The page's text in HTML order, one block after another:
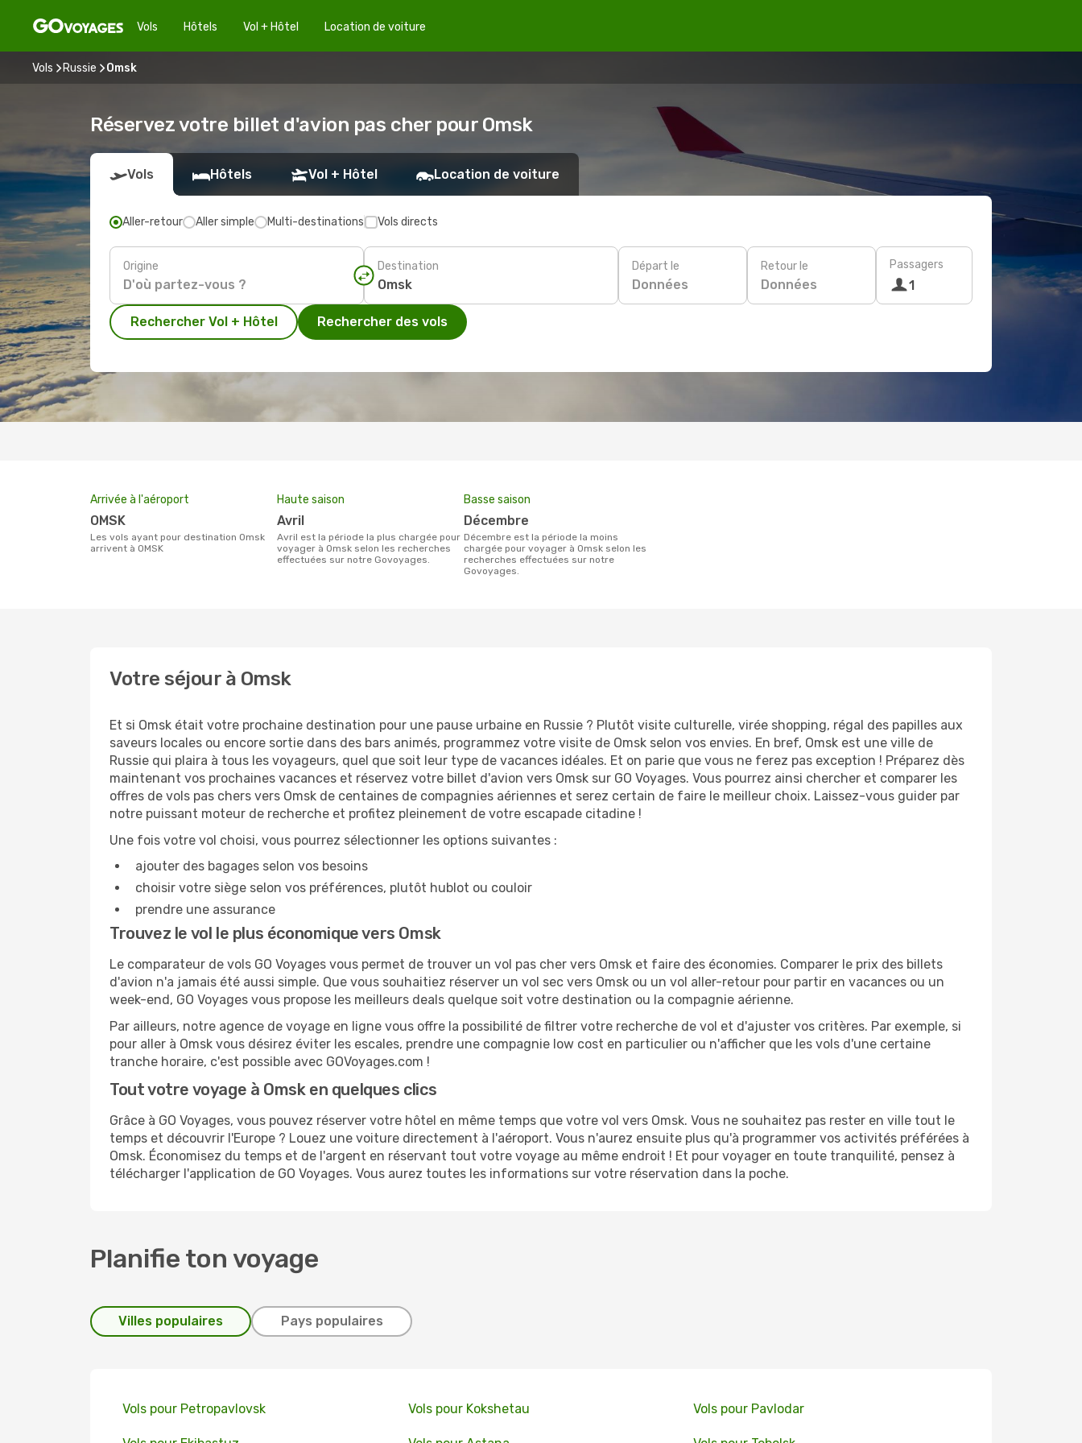
Vols Hôtels Vol + Hôtel Location de voiture
Vols Russie Omsk
Réservez votre billet d'avion pas cher pour Omsk
Vols Hôtels Vol + Hôtel Location de voiture
Aller-retour Aller simple Multi-destinations Vols directs
Origine Destination Départ le
Données
Retour le
Données
Passagers
1
Rechercher Vol + Hôtel Rechercher des vols
Arrivée à l'aéroport
OMSK
Les vols ayant pour destination Omsk
arrivent à OMSK
Haute saison
avril
avril est la période la plus chargée pour
voyager à Omsk selon les recherches
effectuées sur notre Govoyages.
Basse saison
décembre
décembre est la période la moins
chargée pour voyager à Omsk selon les
recherches effectuées sur notre
Govoyages.
Votre séjour à Omsk
Et si Omsk était votre prochaine destination pour une pause urbaine en Russie ? Plutôt visite culturelle, virée shopping, régal des papilles aux
saveurs locales ou encore sortie dans des bars animés, programmez votre visite de Omsk selon vos envies. En bref, Omsk est une ville de
Russie qui plaira à tous les voyageurs, quel que soit leur type de vacances idéales. Et on parie que vous ne ferez pas exception ! Préparez dès
maintenant vos prochaines vacances et réservez votre billet d'avion vers Omsk sur GO Voyages. Vous pourrez ainsi chercher et comparer les
offres de vols pas chers vers Omsk de centaines de compagnies aériennes et serez certain de faire le meilleur choix. Laissez-vous guider par
notre puissant moteur de recherche et profitez pleinement de votre escapade citadine !
Une fois votre vol choisi, vous pourrez sélectionner les options suivantes :
ajouter des bagages selon vos besoins
choisir votre siège selon vos préférences, plutôt hublot ou couloir
prendre une assurance
Trouvez le vol le plus économique vers Omsk
Le comparateur de vols GO Voyages vous permet de trouver un vol pas cher vers Omsk et faire des économies. Comparer le prix des billets
d'avion n'a jamais été aussi simple. Que vous souhaitiez réserver un vol sec vers Omsk ou un vol aller-retour pour partir en vacances ou un
week-end, GO Voyages vous propose les meilleurs deals quelque soit votre destination ou la compagnie aérienne.
Par ailleurs, notre agence de voyage en ligne vous offre la possibilité de filtrer votre recherche de vol et d'ajuster vos critères. Par exemple, si
pour aller à Omsk vous désirez éviter les escales, prendre une compagnie low cost en particulier ou n'afficher que les vols d'une certaine
tranche horaire, c'est possible avec GOVoyages.com !
Tout votre voyage à Omsk en quelques clics
Grâce à GO Voyages, vous pouvez réserver votre hôtel en même temps que votre vol vers Omsk. Vous ne souhaitez pas rester en ville tout le
temps et découvrir l'Europe ? Louez une voiture directement à l'aéroport. Vous n'aurez ensuite plus qu'à programmer vos activités préférées à
Omsk. Économisez du temps et de l'argent en réservant tout votre voyage au même endroit ! Et pour voyager en toute tranquilité, pensez à
télécharger l'application de GO Voyages. Vous aurez toutes les informations sur votre réservation dans la poche.
Planifie ton voyage
Villes populaires Pays populaires
Vols pour Petropavlovsk Vols pour Kokshetau Vols pour Pavlodar